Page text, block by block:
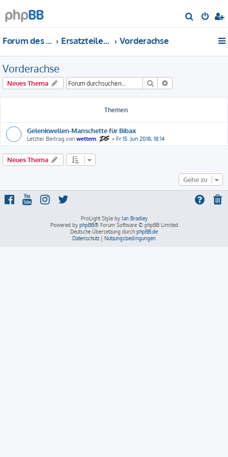
u
Forum des DS-Club Deutschland e.V. Ersatzteile-Bewertung Vorderachse
Vorderachse
Neues Thema Suche
Themen
Gelenkwellen-Manschette für Bibax
Letzter Beitrag von wettem « Fr 15. Jun 2018, 18:14
Neues Thema
Gehe zu
ProLight Style by Ian Bradley
Powered by phpBB® Forum Software © phpBB Limited
Deutsche Übersetzung durch phpBB.de
Datenschutz | Nutzungsbedingungen